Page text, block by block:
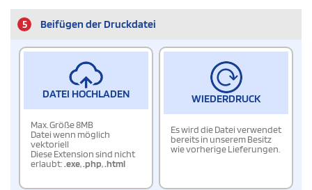
5 Beifügen der Druckdatei
DATEI HOCHLADEN
Max. Größe 8MB
Datei wenn möglich
vektoriell
Diese Extension sind nicht
erlaubt:.exe,.php,.html
WIEDERDRUCK
Es wird die Datei verwendet
bereits in unserem Besitz
wie vorherige Lieferungen.